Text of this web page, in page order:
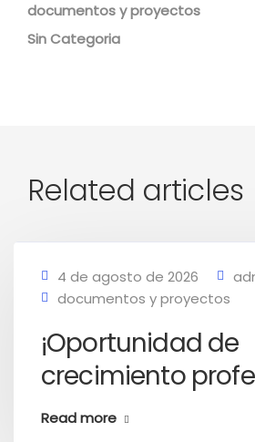
documentos y proyectos
Sin Categoria
Related articles
4 de agosto de 2026
documentos y proyectos
¡Oportunidad de
crecimiento
Read more